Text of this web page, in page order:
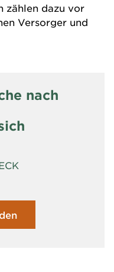
zählen dazu vor
Versorger und
nach